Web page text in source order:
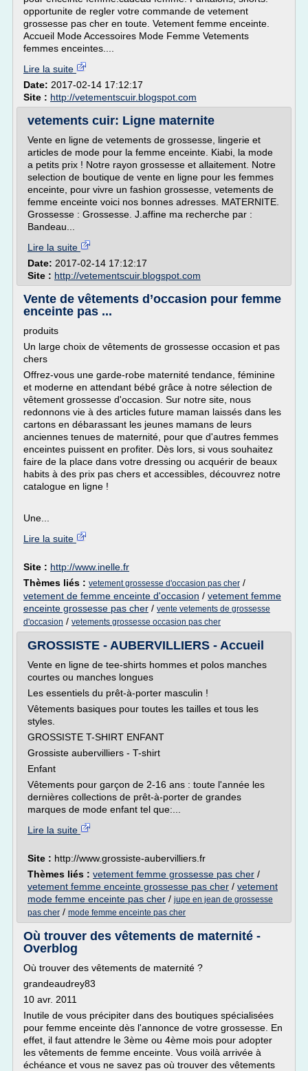
opportunite de regler votre commande de vetement
grossesse pas cher en toute. Vetement femme enceinte.
Accueil Mode Accessoires Mode Femme Vetements
femmes enceintes....
Lire la suite
Date: 2017-02-14 17:12:17
Site : http://vetementscuir.blogspot.com
vetements cuir: Ligne maternite
Vente en ligne de vetements de grossesse, lingerie et
articles de mode pour la femme enceinte. Kiabi, la mode
a petits prix ! Notre rayon grossesse et allaitement. Notre
selection de boutique de vente en ligne pour les femmes
enceinte, pour vivre un fashion grossesse, vetements de
femme enceinte voici nos bonnes adresses. MATERNITE.
Grossesse : Grossesse. J.affine ma recherche par :
Bandeau...
Lire la suite
Date: 2017-02-14 17:12:17
Site : http://vetementscuir.blogspot.com
Vente de vêtements d’occasion pour femme
enceinte pas ...
produits
Un large choix de vêtements de grossesse occasion et pas
chers
Offrez-vous une garde-robe maternité tendance, féminine
et moderne en attendant bébé grâce à notre sélection de
vêtement grossesse d'occasion. Sur notre site, nous
redonnons vie à des articles future maman laissés dans les
cartons en débarassant les jeunes mamans de leurs
anciennes tenues de maternité, pour que d'autres femmes
enceintes puissent en profiter. Dès lors, si vous souhaitez
faire de la place dans votre dressing ou acquérir de beaux
habits à des prix pas chers et accessibles, découvrez notre
catalogue en ligne !
Une...
Lire la suite
Site : http://www.inelle.fr
Thèmes liés : vetement grossesse d'occasion pas cher /
vetement de femme enceinte d'occasion / vetement femme
enceinte grossesse pas cher / vente vetements de grossesse
d'occasion / vetements grossesse occasion pas cher
GROSSISTE - AUBERVILLIERS - Accueil
Vente en ligne de tee-shirts hommes et polos manches
courtes ou manches longues
Les essentiels du prêt-à-porter masculin !
Vêtements basiques pour toutes les tailles et tous les
styles.
GROSSISTE T-SHIRT ENFANT
Grossiste aubervilliers - T-shirt
Enfant
Vêtements pour garçon de 2-16 ans : toute l'année les
dernières collections de prêt-à-porter de grandes
marques de mode enfant tel que:...
Lire la suite
Site : http://www.grossiste-aubervilliers.fr
Thèmes liés : vetement femme grossesse pas cher /
vetement femme enceinte grossesse pas cher / vetement
mode femme enceinte pas cher / jupe en jean de grossesse
pas cher / mode femme enceinte pas cher
Où trouver des vêtements de maternité -
Overblog
Où trouver des vêtements de maternité ?
grandeaudrey83
10 avr. 2011
Inutile de vous précipiter dans des boutiques spécialisées
pour femme enceinte dès l'annonce de votre grossesse. En
effet, il faut attendre le 3ème ou 4ème mois pour adopter
les vêtements de femme enceinte. Vous voilà arrivée à
échéance et vous ne savez pas où trouver des vêtements